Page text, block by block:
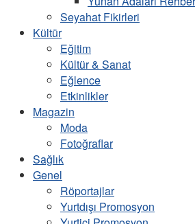
Seyahat Fikirleri
Kültür
Eğitim
Kültür & Sanat
Eğlence
Etkinlikler
Magazin
Moda
Fotoğraflar
Sağlık
Genel
Röportajlar
Yurtdışı Promosyon